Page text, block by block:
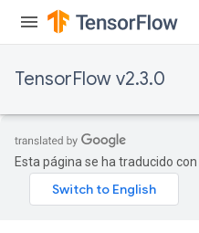
TensorFlow v2.3.0
Esta página se ha traducido con